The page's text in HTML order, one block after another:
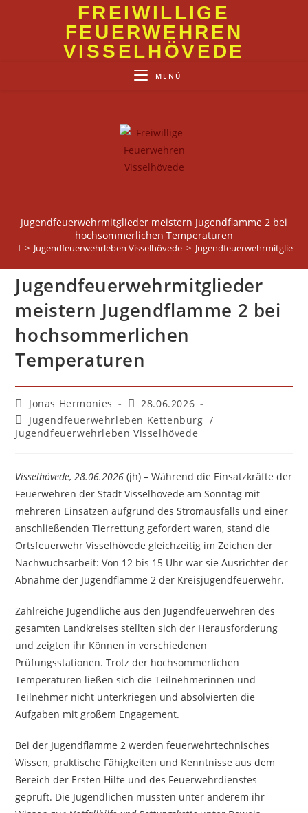
FREIWILLIGE
FEUERWEHREN
VISSELHÖVEDE
MENÜ
Jugendfeuerwehrmitglieder meistern Jugendflamme 2 bei
hochsommerlichen Temperaturen
> Jugendfeuerwehrleben Visselhövede >
Jugendfeuerwehrmitglieder
meistern Jugendflamme 2 bei
hochsommerlichen
Temperaturen
Beitrags-
Autor:
Jonas Hermonies
Beitrag
veröffentlicht:
28.06.2026
Beitrags-
Kategorie:
Jugendfeuerwehrleben Kettenburg /
Jugendfeuerwehrleben Visselhövede
Visselhövede, 28.06.2026 (jh) – Während die Einsatzkräfte der
Feuerwehren der Stadt Visselhövede am Sonntag mit
mehreren Einsätzen aufgrund des Stromausfalls und einer
anschließenden Tierrettung gefordert waren, stand die
Ortsfeuerwehr Visselhövede gleichzeitig im Zeichen der
Nachwuchsarbeit: Von 12 bis 15 Uhr war sie Ausrichter der
Abnahme der Jugendflamme 2 der Kreisjugendfeuerwehr.
Zahlreiche Jugendliche aus den Jugendfeuerwehren des
gesamten Landkreises stellten sich der Herausforderung
und zeigten ihr Können in verschiedenen
Prüfungsstationen. Trotz der hochsommerlichen
Temperaturen ließen sich die Teilnehmerinnen und
Teilnehmer nicht unterkriegen und absolvierten die
Aufgaben mit großem Engagement.
Bei der Jugendflamme 2 werden feuerwehrtechnisches
Wissen, praktische Fähigkeiten und Kenntnisse aus dem
Bereich der Ersten Hilfe und des Feuerwehrdienstes
geprüft. Die Jugendlichen mussten unter anderem ihr